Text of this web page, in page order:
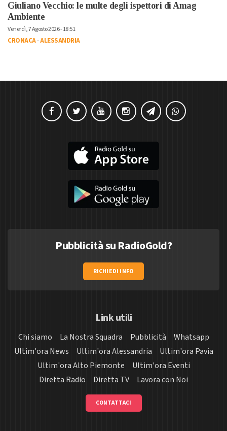
Giuliano Vecchio: le multe degli ispettori di Amag
Ambiente
Venerdì, 7 Agosto 2026 - 18:51
CRONACA-ALESSANDRIA
Pubblicità su RadioGold?
RICHIEDI INFO
Link utili
Chi siamo La Nostra Squadra Pubblicità
Whatsapp
Ultim'ora News
Ultim'ora Alessandria
Ultim'ora Pavia
Ultim'ora Alto Piemonte
Ultim'ora Eventi
Diretta Radio
Diretta TV Lavora con Noi
CONTATTACI